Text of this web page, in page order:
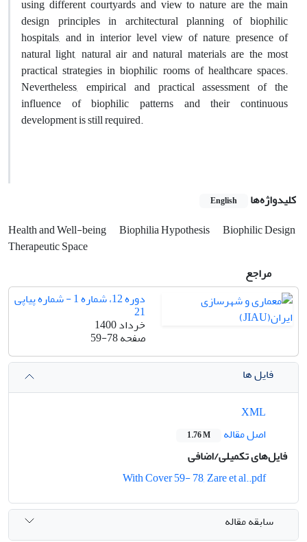
using different courtyards and view to nature are the main
design principles in architectural planning of biophilic
hospitals, and in interior level view of nature, presence of
natural light, natural air and natural materials are the most
practical strategies in biophilic rooms of healthcare spaces.
Nevertheless, empirical and practical assessment of the
influence of biophilic patterns and their continuous
development is still required.
کلیدواژه‌ها English
Health and Well-being Biophilia Hypothesis
Biophilic Design
Therapeutic Space
مراجع
دوره 12، شماره 1 - شماره پیاپی
21
خرداد 1400
صفحه59-78
فایل ها
اصل مقاله
1.76 M
فایل‌های تکمیلی/اضافی
With Cover 59- 78, Zare et al..pdf
سابقه مقاله